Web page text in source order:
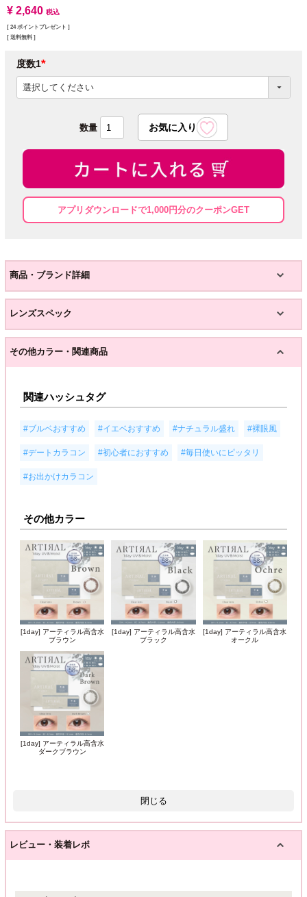
¥ 2,640 税込
[ 24 ポイントプレゼント ]
送料無料
度数1
(必
須)
アプリダウンロードで1,000円分のクーポンGET
商品・ブランド詳細
レンズスペック
その他カラー・関連商品
関連ハッシュタグ
#ブルベおすすめ #イエベおすすめ #ナチュラル盛れ #裸眼風
#デートカラコン #初心者におすすめ #毎日使いにピッタリ
#お出かけカラコン
その他カラー
[1day] アーティラル高含水
ブラウン
[1day] アーティラル高含水
ブラック
[1day] アーティラル高含水
オークル
[1day] アーティラル高含水
ダークブラウン
閉じる
レビュー・装着レポ